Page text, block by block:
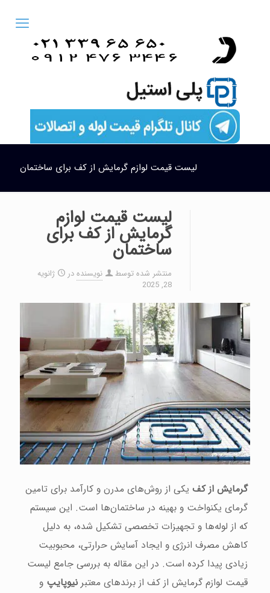
لیست قیمت لوازم گرمایش از کف برای ساختمان
لیست قیمت لوازم
گرمایش از کف برای
ساختمان
منتشر شده توسط نویسندهدر
ژانویه
28, 2025
گرمایش از کفیکی از روش‌های مدرن و کارآمد برای تامین
گرمای یکنواخت و بهینه در ساختمان‌ها است. این سیستم
که از لوله‌ها و تجهیزات تخصصی تشکیل شده، به دلیل
کاهش مصرف انرژی و ایجاد آسایش حرارتی، محبوبیت
زیادی پیدا کرده است. در این مقاله به بررسی جامع لیست
قیمت لوازم گرمایش از کف از برندهای معتبر نیوپایپ و